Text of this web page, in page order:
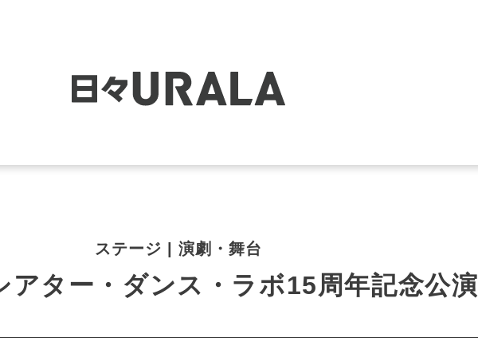
ステージ | 演劇・舞台
アター・ダンス・ラボ15周年記念公演